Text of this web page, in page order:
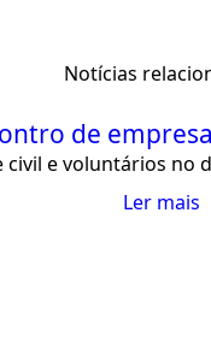
Notícias
de
e voluntários
Ler mais